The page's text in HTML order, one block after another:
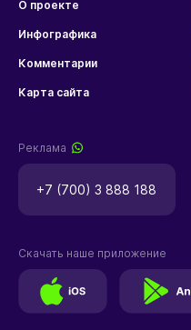
О проекте
Инфографика
Комментарии
Карта сайта
Реклама
+7 (700) 3 888 188
Скачать наше приложение